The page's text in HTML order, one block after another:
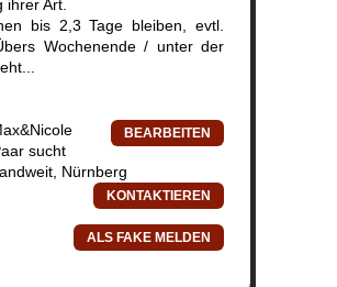
ihrer Art.
bis 2,3 Tage bleiben, evtl.
Wochenende / unter der
sucht
Nürnberg